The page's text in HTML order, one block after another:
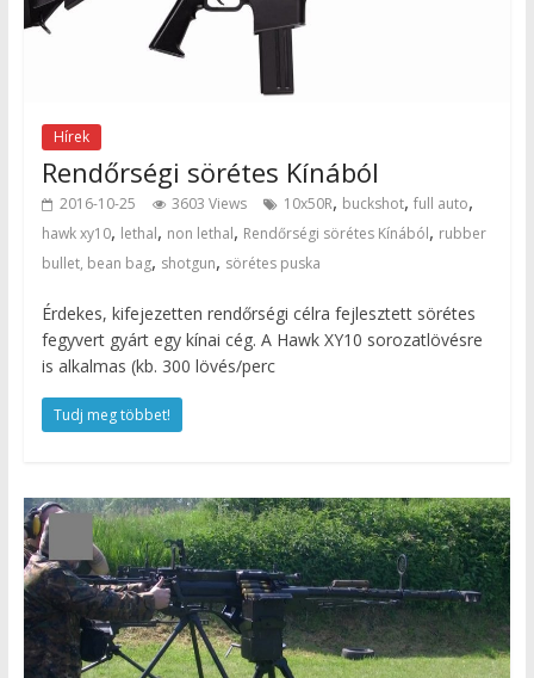
Hírek
Rendőrségi sörétes Kínából
2016-10-25 3603 Views 10x50R, buckshot, full auto,
hawk xy10, lethal, non lethal, Rendőrségi sörétes Kínából, rubber
bullet, bean bag, shotgun, sörétes puska
Érdekes, kifejezetten rendőrségi célra fejlesztett sörétes
fegyvert gyárt egy kínai cég. A Hawk XY10 sorozatlövésre
is alkalmas (kb. 300 lövés/perc
Tudj meg többet!